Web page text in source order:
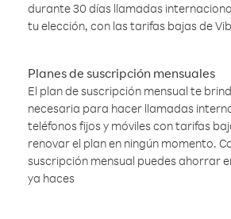
durante 30 días llamadas
tu elección, con las tarifas bajas de
Planes de suscripción mensuales
El plan de suscripción mensual te
necesaria para hacer llamadas
teléfonos fijos y móviles con tarifas
renovar el plan en ningún momento.
suscripción mensual puedes ahorrar
ya haces